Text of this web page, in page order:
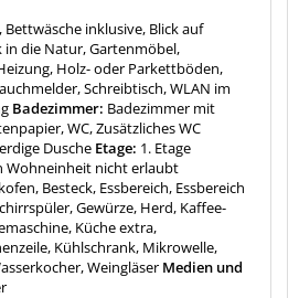
Bettwäsche inklusive, Blick auf
in die Natur, Gartenmöbel,
Holz- oder Parkettböden,
Schreibtisch, WLAN im
Badezimmer: Badezimmer mit
WC, Zusätzliches WC
Dusche Etage: 1. Etage
Wohneinheit nicht erlaubt
Besteck, Essbereich, Essbereich
Gewürze, Herd, Kaffee-
Küche extra,
Kühlschrank, Mikrowelle,
Weingläser Medien und